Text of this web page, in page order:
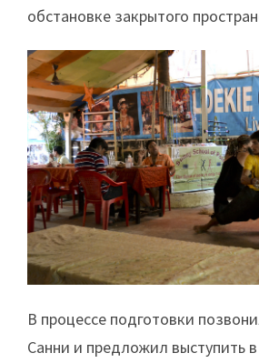
обстановке закрытого
В процессе подготовки
Санни и предложил выступить